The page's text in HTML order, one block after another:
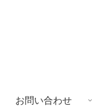
お問い合わせ